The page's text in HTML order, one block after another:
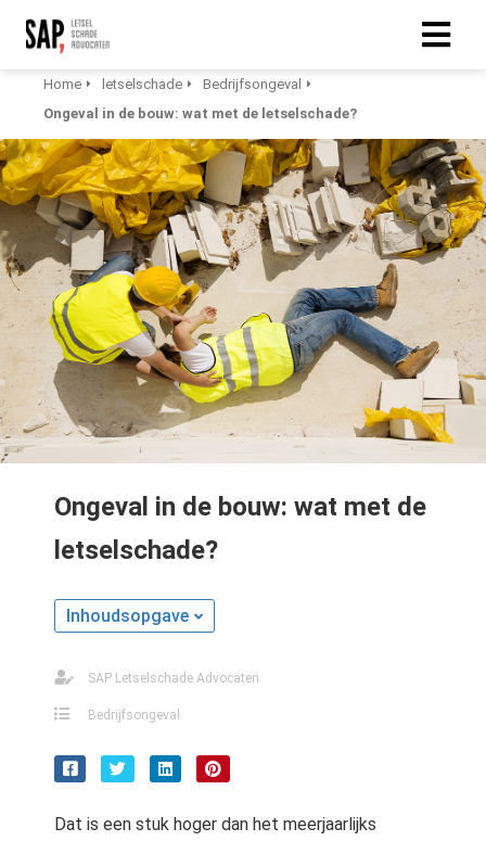
Home letselschade
Bedrijfsongeval
Ongeval in de bouw: wat met de letselschade?
Ongeval in de bouw: wat met de
letselschade?
Inhoudsopgave
SAP Letselschade Advocaten
Bedrijfsongeval
Dat is een stuk hoger dan het meerjaarlijks